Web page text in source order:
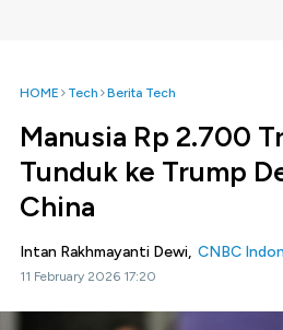
HOME Tech Berita Tech
Manusia Rp 2.700
Tunduk ke Trump
China
Intan Rakhmayanti Dewi, CNBC
11 February 2026 17:20